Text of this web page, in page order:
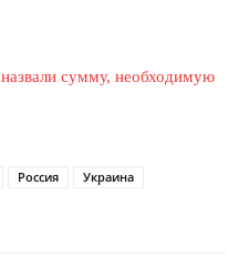
сумму, необходимую
Россия
Украина